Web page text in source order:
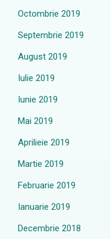
Octombrie 2019
Septembrie 2019
August 2019
Iulie 2019
Iunie 2019
Mai 2019
Aprilieie 2019
Martie 2019
Februarie 2019
Ianuarie 2019
Decembrie 2018